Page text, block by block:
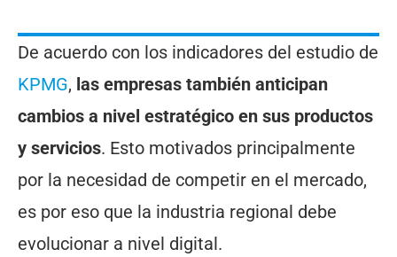
De acuerdo con los indicadores del estudio de
KPMG, las empresas también anticipan
cambios a nivel estratégico en sus productos
y servicios. Esto motivados principalmente
por la necesidad de competir en el mercado,
es por eso que la industria regional debe
evolucionar a nivel digital.